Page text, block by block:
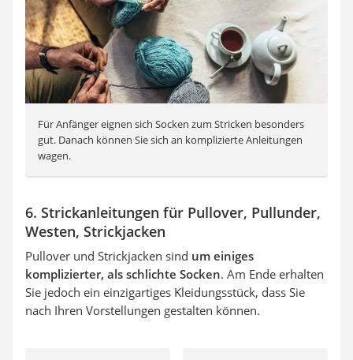
Für Anfänger eignen sich Socken zum Stricken besonders
gut. Danach können Sie sich an komplizierte Anleitungen
wagen.
6. Strickanleitungen für Pullover, Pullunder,
Westen, Strickjacken
Pullover und Strickjacken sind um einiges
komplizierter, als schlichte Socken. Am Ende erhalten
Sie jedoch ein einzigartiges Kleidungsstück, dass Sie
nach Ihren Vorstellungen gestalten können.